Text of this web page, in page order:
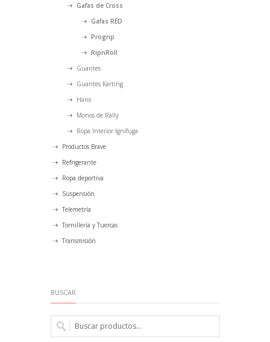
Gafas de Cross
Gafas RED
Progrip
RipnRoll
Guantes
Guantes Karting
Hans
Monos de Rally
Ropa Interior Ignífuga
Productos Brave
Refrigerante
Ropa deportiva
Suspensión
Telemetría
Tornillería y Tuercas
Transmisión
BUSCAR